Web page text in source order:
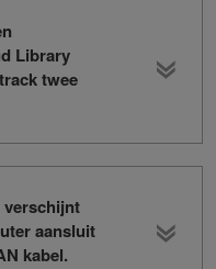
Library
twee
verschijnt
aansluit
kabel.